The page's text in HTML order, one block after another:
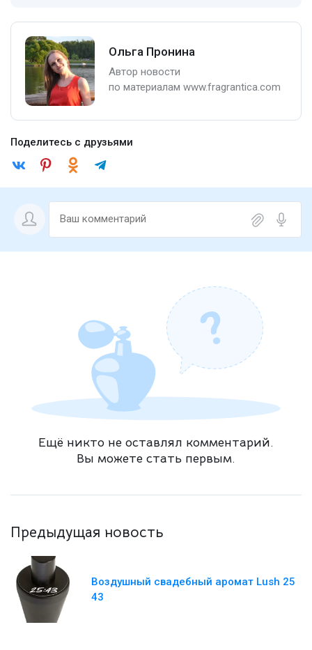
Ольга Пронина
Автор новости
по материалам www.fragrantica.com
Поделитесь с друзьями
Ещё никто не оставлял комментарий.
Вы можете стать первым.
Предыдущая новость
Воздушный свадебный аромат Lush 25
43